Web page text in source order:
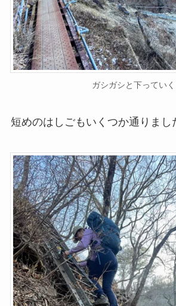
ガシガシと下っていく
短めのはしごもいくつか通りまし